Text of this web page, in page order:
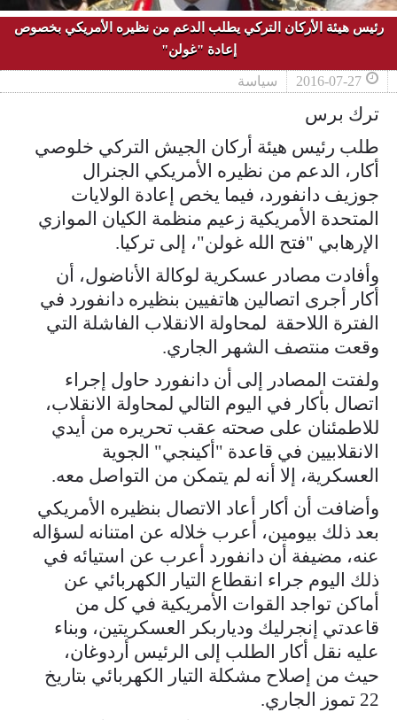
رئيس هيئة الأركان التركي يطلب الدعم من نظيره الأمريكي بخصوص
إعادة "غولن"
2016-07-27 سياسة
ترك برس
طلب رئيس هيئة أركان الجيش التركي خلوصي
أكار، الدعم من نظيره الأمريكي الجنرال
جوزيف دانفورد، فيما يخص إعادة الولايات
المتحدة الأمريكية زعيم منظمة الكيان الموازي
الإرهابي "فتح الله غولن"، إلى تركيا.
وأفادت مصادر عسكرية لوكالة الأناضول، أن
أكار أجرى اتصالين هاتفيين بنظيره دانفورد في
الفترة اللاحقة لمحاولة الانقلاب الفاشلة التي
وقعت منتصف الشهر الجاري.
ولفتت المصادر إلى أن دانفورد حاول إجراء
اتصال بأكار في اليوم التالي لمحاولة الانقلاب،
للاطمئنان على صحته عقب تحريره من أيدي
الانقلابيين في قاعدة "أكينجي" الجوية
العسكرية، إلا أنه لم يتمكن من التواصل معه.
وأضافت أن أكار أعاد الاتصال بنظيره الأمريكي
بعد ذلك بيومين، أعرب خلاله عن امتنانه لسؤاله
عنه، مضيفة أن دانفورد أعرب عن استيائه في
ذلك اليوم جراء انقطاع التيار الكهربائي عن
أماكن تواجد القوات الأمريكية في كل من
قاعدتي إنجرليك ودياربكر العسكريتين، وبناء
عليه نقل أكار الطلب إلى الرئيس أردوغان،
حيث من إصلاح مشكلة التيار الكهربائي بتاريخ
22 تموز الجاري.